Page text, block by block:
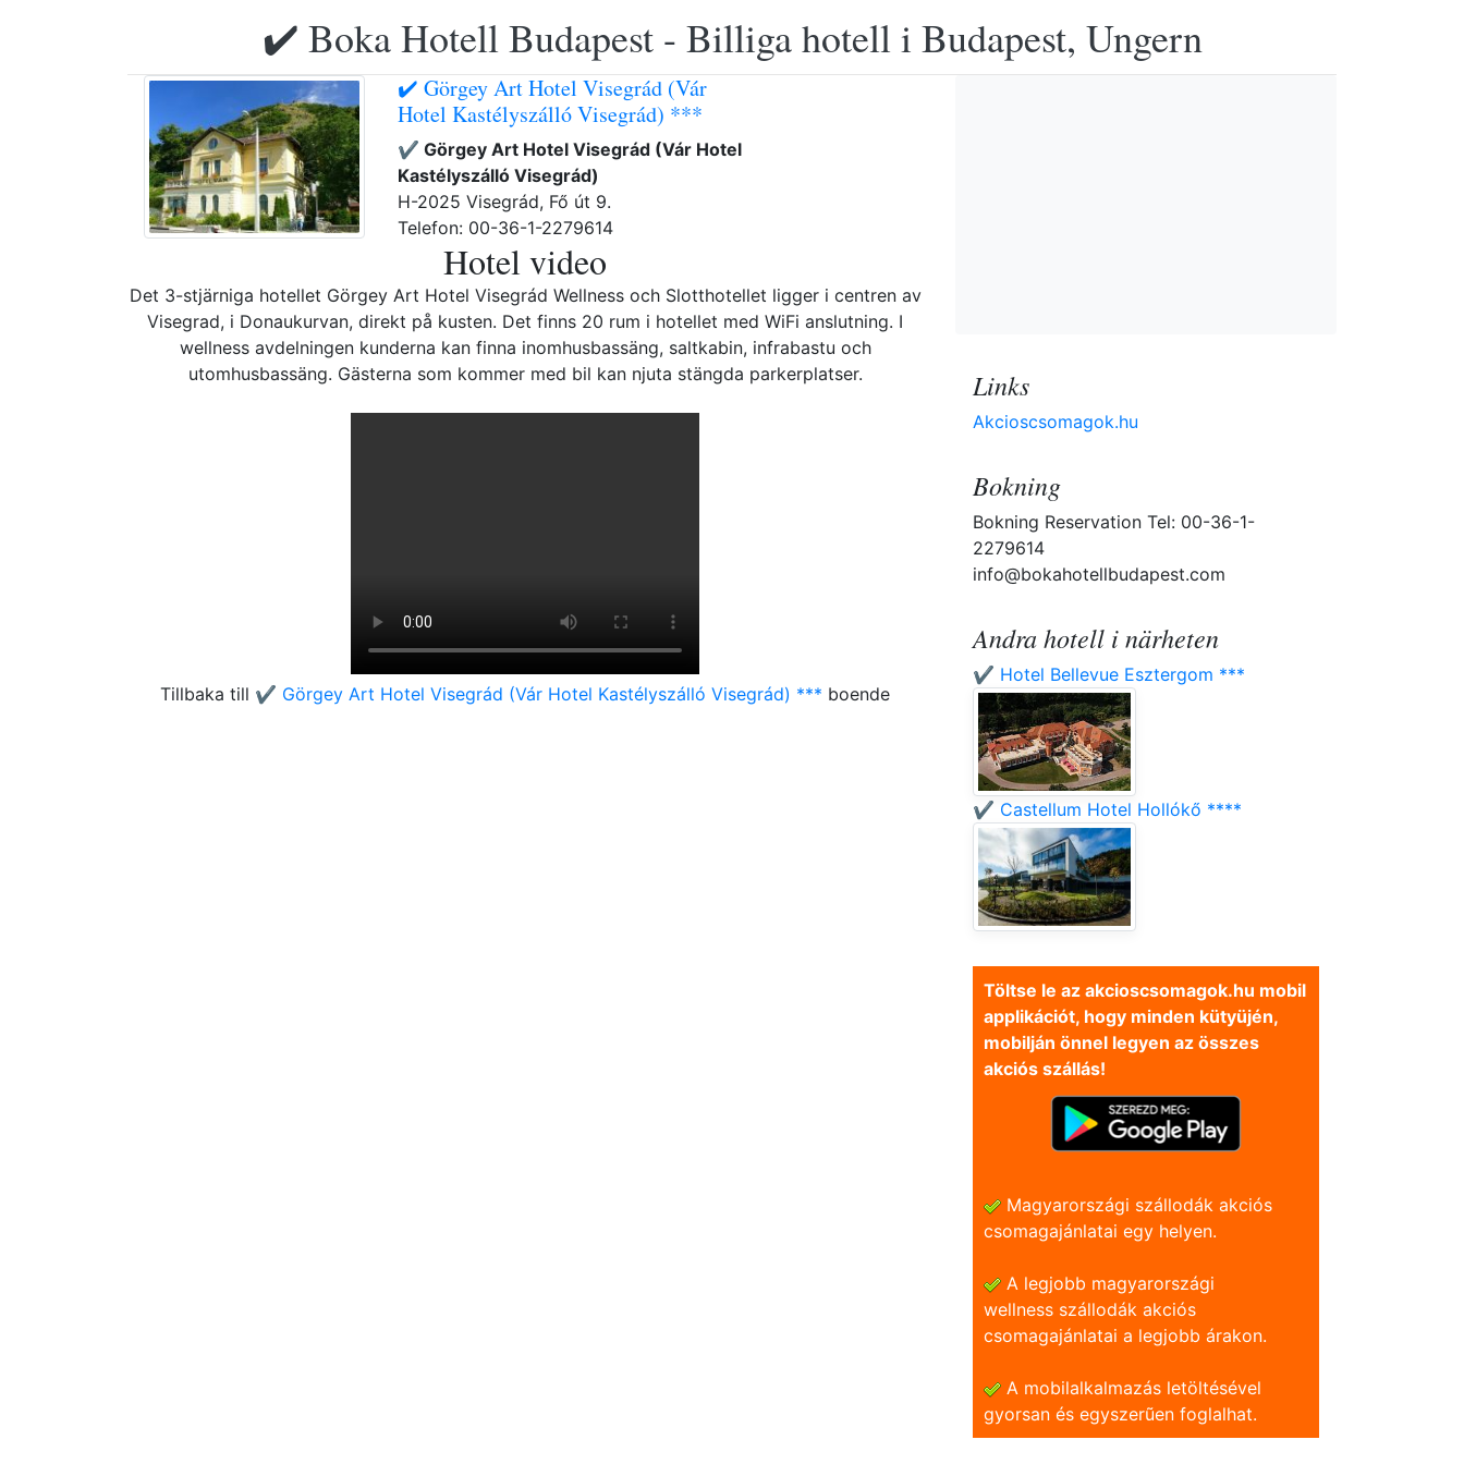
✔️ Boka Hotell Budapest - Billiga hotell i Budapest, Ungern
✔️ Görgey Art Hotel Visegrád (Vár
Hotel Kastélyszálló Visegrád) ***
✔️ Görgey Art Hotel Visegrád (Vár Hotel
Kastélyszálló Visegrád)
H-2025 Visegrád, Fő út 9.
Telefon: 00-36-1-2279614
Hotel video
Det 3-stjärniga hotellet Görgey Art Hotel Visegrád Wellness och Slotthotellet ligger i centren av
Visegrad, i Donaukurvan, direkt på kusten. Det finns 20 rum i hotellet med WiFi anslutning. I
wellness avdelningen kunderna kan finna inomhusbassäng, saltkabin, infrabastu och
utomhusbassäng. Gästerna som kommer med bil kan njuta stängda parkerplatser.
Tillbaka till ✔️ Görgey Art Hotel Visegrád (Vár Hotel Kastélyszálló Visegrád) *** boende
Links
Akcioscsomagok.hu
Bokning
Bokning Reservation Tel: 00-36-1-
2279614
info@bokahotellbudapest.com
Andra hotell i närheten
✔️ Hotel Bellevue Esztergom ***
✔️ Castellum Hotel Hollókő ****
Töltse le az akcioscsomagok.hu mobil
applikációt, hogy minden kütyüjén,
mobilján önnel legyen az összes
akciós szállás!
Magyarországi szállodák akciós
csomagajánlatai egy helyen.
A legjobb magyarországi
wellness szállodák akciós
csomagajánlatai a legjobb árakon.
A mobilalkalmazás letöltésével
gyorsan és egyszerũen foglalhat.